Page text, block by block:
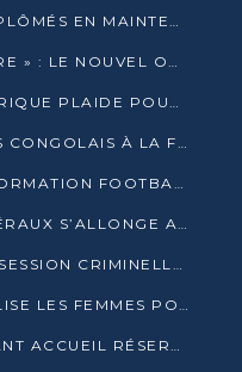
13 MILITAIRES CONGOLAIS DIPLÔMÉS EN MAINTENANCE INDUSTRIELLE APRÈS TROIS ANS DE FORMATION À L’UNIVERSITÉ MARIEN-NGOUABI
« BÂTIR, SERVIR, TRANSMETTRE » : LE NOUVEL OUVRAGE QUI INTERPELLE LES COLLECTIVITÉS
SYMPOSIUM DE L’ABCA : L’AFRIQUE PLAIDE POUR UN FINANCEMENT CLIMATIQUE ÉQUITABLE
TAEKWONDO : DEUX JUNIORS CONGOLAIS À LA FINALE D’OPEN SYRIES 2025 À ABIDJAN
KINTELÉ, FUTUR HUB DE LA FORMATION FOOTBALLISTIQUE AFRICAINE ?
LA LISTE DES HÔPITAUX GÉNÉRAUX S’ALLONGE AU CONGO
JUSTICE : OUVERTURE DE LA SESSION CRIMINELLE À BRAZZAVILLE AVEC 52 DOSSIERS AU RÔLE
L’OFC CUVETTE-OUEST MOBILISE LES FEMMES POUR ACCUEILLIR LE PRÉSIDENT DE LA RÉPUBLIQUE
VISITE DE TRAVAIL : UN VIBRANT ACCUEIL RÉSERVÉ À DENIS SASSOU-N’GUESSO PAR L’ASSOCIATION « LES AMIS DE WOMO »